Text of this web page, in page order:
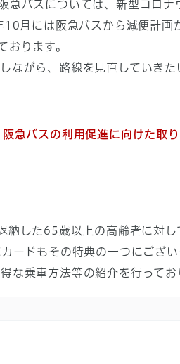
バスについては、新型コロナ
10月には阪急バスから減便計
おります。
がら、路線を見直していきた
阪急バスの利用促進に向けた取
した65歳以上の高齢者に対
ードもその特典の一つにござい
乗車方法等の紹介を行ってお